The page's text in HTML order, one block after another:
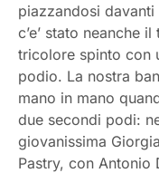
piazzandosi
c’e’ stato neanche
tricolore spinto con
podio. La nostra
mano in mano
due secondi podi:
giovanissima
Pastry, con Antonio